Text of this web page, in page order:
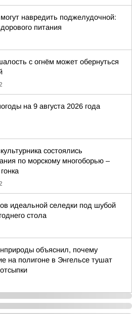
навредить поджелудочной:
питания
с огнём может обернуться
на 9 августа 2026 года
состоялись
по морскому многоборью –
идеальной селедки под шубой
стола
объяснил, почему
на полигоне в Энгельсе тушат